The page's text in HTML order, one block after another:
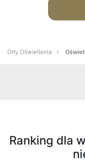
Orły Oświetlenia
Ranking dla